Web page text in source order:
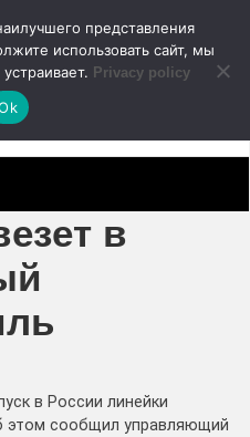
и не только, новинки зарубежного
автопрома
в
в России линейки
этом сообщил управляющий
представления
использовать сайт, мы
Privacy policy